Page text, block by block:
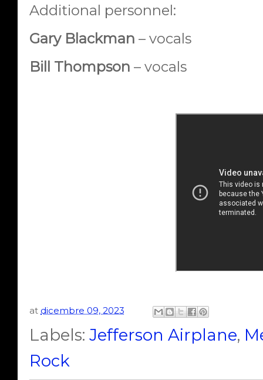
Additional personnel:
Gary Blackman – vocals
Bill Thompson – vocals
at dicembre 09, 2023
Labels: Jefferson Airplane,
Rock